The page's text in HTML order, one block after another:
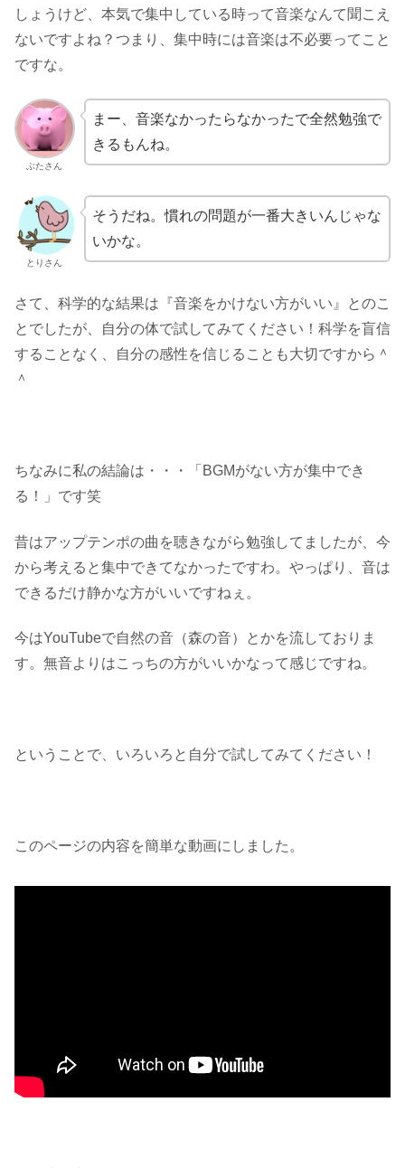
しょうけど、本気で集中している時って音楽なんて聞こえ
ないですよね？つまり、集中時には音楽は不必要ってこと
ですな。
ぶたさん
まー、音楽なかったらなかったで全然勉強で
きるもんね。
とりさん
そうだね。慣れの問題が一番大きいんじゃな
いかな。
さて、科学的な結果は『音楽をかけない方がいい』とのこ
とでしたが、自分の体で試してみてください！科学を盲信
することなく、自分の感性を信じることも大切ですから＾
＾
ちなみに私の結論は・・・「BGMがない方が集中でき
る！」です笑
昔はアップテンポの曲を聴きながら勉強してましたが、今
から考えると集中できてなかったですわ。やっぱり、音は
できるだけ静かな方がいいですねぇ。
今はYouTubeで自然の音（森の音）とかを流しておりま
す。無音よりはこっちの方がいいかなって感じですね。
ということで、いろいろと自分で試してみてください！
このページの内容を簡単な動画にしました。